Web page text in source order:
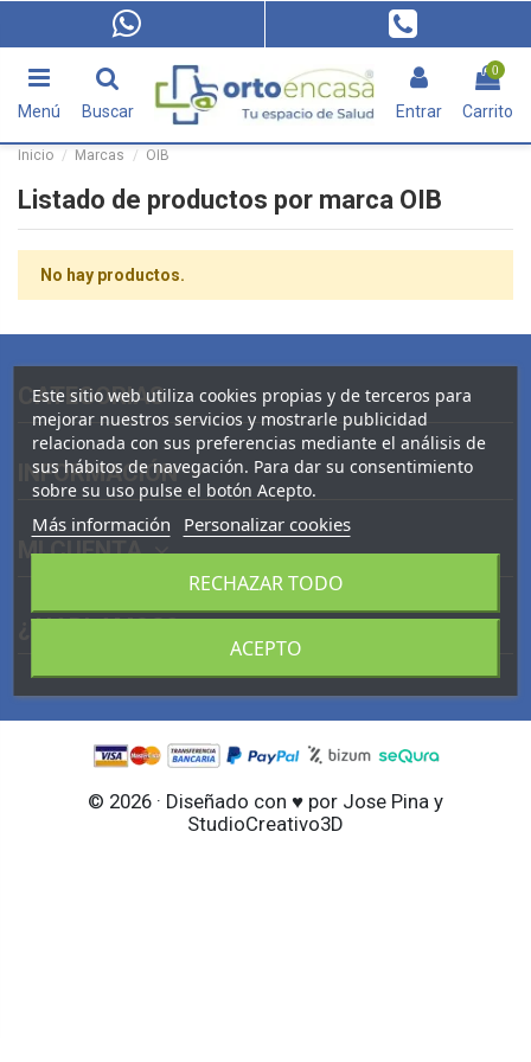
Menú Buscar Entrar
0
Carrito
Inicio Marcas OIB
Listado de productos por marca OIB
No hay productos.
CATEGORIAS
INFORMACIÓN
MI CUENTA
¿ HABLAMOS?
Este sitio web utiliza cookies propias y de terceros para
mejorar nuestros servicios y mostrarle publicidad
relacionada con sus preferencias mediante el análisis de
sus hábitos de navegación. Para dar su consentimiento
sobre su uso pulse el botón Acepto.
Más información Personalizar cookies
RECHAZAR TODO
ACEPTO
© 2026 · Diseñado con ♥ por Jose Pina y
StudioCreativo3D